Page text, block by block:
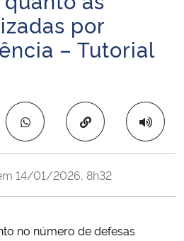
e Abastecimentopor
– Tutorial
Copiar para área
14/01/2026, 8h32
no número de defesas